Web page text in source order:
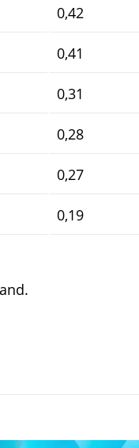
0,42
0,41
0,31
0,28
0,27
0,19